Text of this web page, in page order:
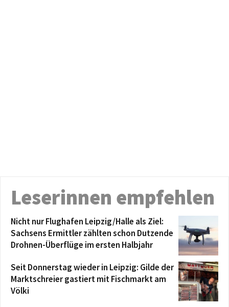
Leserinnen empfehlen
Nicht nur Flughafen Leipzig/Halle als Ziel:
Sachsens Ermittler zählten schon Dutzende
Drohnen-Überflüge im ersten Halbjahr
Seit Donnerstag wieder in Leipzig: Gilde der
Marktschreier gastiert mit Fischmarkt am
Völki